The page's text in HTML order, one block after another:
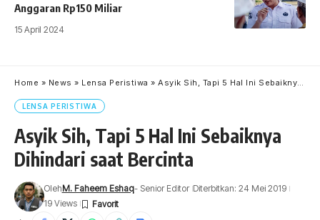
Anggaran Rp150 Miliar
15 April 2024
Home » News » Lensa Peristiwa » Asyik Sih, Tapi 5 Hal Ini Sebaiknya Dihindari saat Bercinta
LENSA PERISTIWA
Asyik Sih, Tapi 5 Hal Ini Sebaiknya
Dihindari saat Bercinta
OlehM. Faheem Eshaq- Senior Editor Diterbitkan: 24 Mei 2019
19 Views